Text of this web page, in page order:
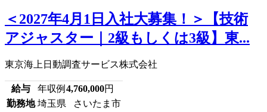
＜2027年4月1日入社大募集！＞【技術
アジャスター｜2級もしくは3級】東...
東京海上日動調査サービス株式会社
給与 年収例 4,760,000円
勤務地 埼玉県 さいたま市